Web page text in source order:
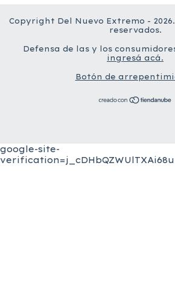
Copyright Del Nuevo Extremo -
reservados.
Defensa de las y los
ingresá acá.
Botón de
google-site-